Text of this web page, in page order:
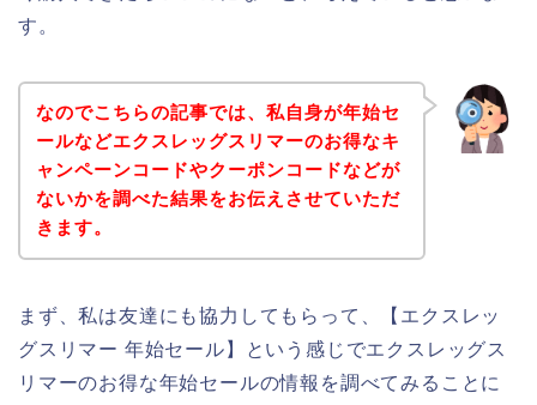
す。
なのでこちらの記事では、私自身が年始セ
ールなどエクスレッグスリマーのお得なキ
ャンペーンコードやクーポンコードなどが
ないかを調べた結果をお伝えさせていただ
きます。
まず、私は友達にも協力してもらって、【エクスレッ
グスリマー 年始セール】という感じでエクスレッグス
リマーのお得な年始セールの情報を調べてみることに